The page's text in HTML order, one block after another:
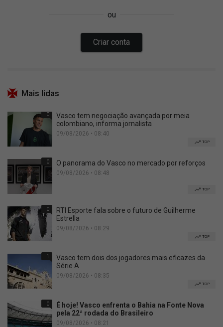
Mais lidas
0
Vasco tem negociação avançada por meia
colombiano, informa jornalista
09/08/2026 • 08:40
TOP
0 O panorama do Vasco no mercado por reforços
09/08/2026 • 08:48
TOP
0
RTI Esporte fala sobre o futuro de Guilherme
Estrella
09/08/2026 • 08:29
TOP
1
Vasco tem dois dos jogadores mais eficazes da
Série A
09/08/2026 • 08:35
TOP
0
É hoje! Vasco enfrenta o Bahia na Fonte Nova
pela 22ª rodada do Brasileiro
09/08/2026 • 08:21